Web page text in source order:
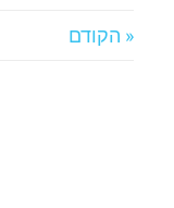
« הקודם